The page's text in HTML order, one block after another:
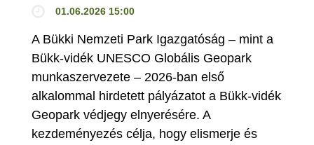
01.06.2026 15:00
A Bükki Nemzeti Park Igazgatóság – mint a
Bükk-vidék UNESCO Globális Geopark
munkaszervezete – 2026-ban első
alkalommal hirdetett pályázatot a Bükk-vidék
Geopark védjegy elnyerésére. A
kezdeményezés célja, hogy elismerje és